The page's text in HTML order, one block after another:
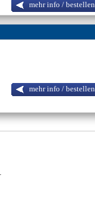
mehr info / bestellen
mehr info / bestellen